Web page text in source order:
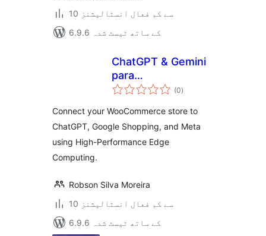
10 سے کم فعال انسٹالیشنز
6.9.6 کے ساتھ ٹیسٹ شدہ
ChatGPT & Gemini
para
WooCommerce
(0مجموعی
درجہ
)
Connect your WooCommerce store to
ChatGPT, Google Shopping, and Meta
using High-Performance Edge
Computing.
Robson Silva Moreira
10 سے کم فعال انسٹالیشنز
6.9.6 کے ساتھ ٹیسٹ شدہ